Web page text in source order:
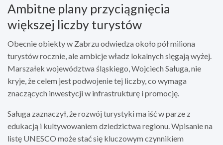
Ambitne plany przyciągnięcia
większej liczby turystów
Obecnie obiekty w Zabrzu odwiedza około pół miliona
turystów rocznie, ale ambicje władz lokalnych sięgają wyżej.
Marszałek województwa śląskiego, Wojciech Saługa, nie
kryje, że celem jest podwojenie tej liczby, co wymaga
znaczących inwestycji w infrastrukturę i promocję.
Saługa zaznaczył, że rozwój turystyki ma iść w parze z
edukacją i kultywowaniem dziedzictwa regionu. Wpisanie na
listę UNESCO może stać się kluczowym czynnikiem